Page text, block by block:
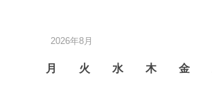
2026年8月
月 火 水 木 金